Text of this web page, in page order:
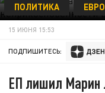
ПОЛИТИКА
15 ИЮНЯ 15:53
ПОДПИШИТЕСЬ:
ЕП лишил Марин